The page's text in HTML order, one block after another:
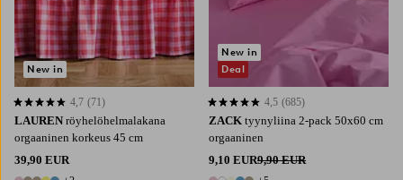
LAUREN röyhelöhelmalakana
orgaaninen korkeus 45 cm
39,90 EUR
4,7 perustuen 71 arvosanaan
4,7 (71)
New in
ZACK tyynyliina 2-pack 50x60 cm
orgaaninen
9,10 EUR9,90 EUR
4,5 perustuen 685 arvosanaan
4,5 (685)
New in
Deal